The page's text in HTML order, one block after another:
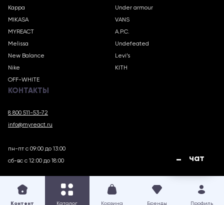
Kappa
MIKASA
MYREACT
Melissa
New Balance
Nike
OFF-WHITE
Under armour
VANS
A.P.C.
Undefeated
Levi’s
KITH
КОНТАКТЫ
8 800 511-53-72
info@myreact.ru
пн-пт с 09:00 до 13:00
сб-вс с 12:00 до 18:00
Контент Каталог Корзина Бренды Профиль
чат